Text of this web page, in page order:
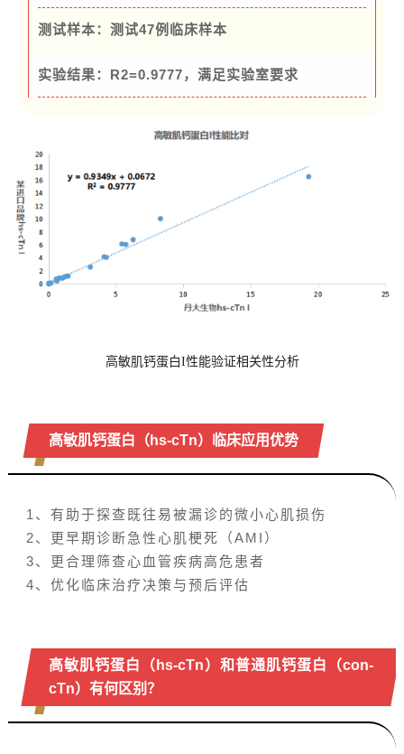
测试样本：测试47例临床样本
实验结果：R2=0.9777，满足实验室要求
高敏肌钙蛋白I性能验证相关性分析
高敏肌钙蛋白（hs-cTn）临床应用优势
1、有助于探查既往易被漏诊的微小心肌损伤
2、更早期诊断急性心肌梗死（AMI）
3、更合理筛查心血管疾病高危患者
4、优化临床治疗决策与预后评估
高敏肌钙蛋白（hs-cTn）和普通肌钙蛋白（con-
cTn）有何区别？